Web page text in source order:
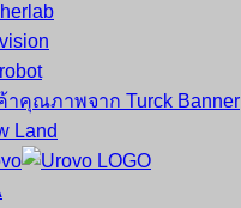
าคุณภาพจาก Turck Banner
Land